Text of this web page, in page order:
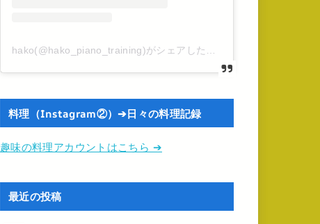
hako(@hako_piano_training)がシェアした投稿
料理（Instagram②）➔日々の料理記録
趣味の料理アカウントはこちら ➔
最近の投稿